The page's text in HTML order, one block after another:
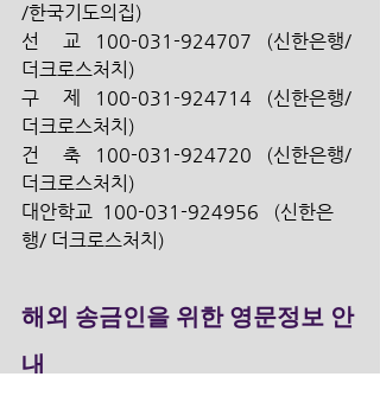
/한국기도의집)
선     교   100-031-924707   (신한은행/
더크로스처치)
구     제   100-031-924714   (신한은행/
더크로스처치)
건     축   100-031-924720   (신한은행/
더크로스처치)
대안학교  100-031-924956   (신한은
행/ 더크로스처치)
해외 송금인을 위한 영문정보 안
내